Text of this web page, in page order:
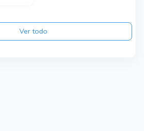
Ver todo